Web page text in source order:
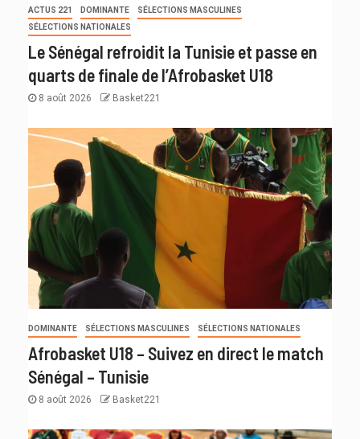
ACTUS 221 DOMINANTE
SÉLECTIONS MASCULINES
SÉLECTIONS NATIONALES
Le Sénégal refroidit la Tunisie et passe en
quarts de finale de l’Afrobasket U18
8 août 2026 Basket221
DOMINANTE SÉLECTIONS MASCULINES SÉLECTIONS NATIONALES
Afrobasket U18 – Suivez en direct le match
Sénégal – Tunisie
8 août 2026 Basket221